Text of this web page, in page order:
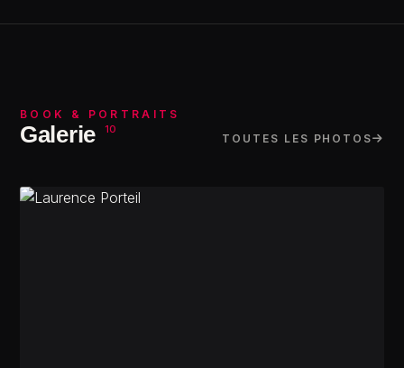
BOOK & PORTRAITS
Galerie 10
TOUTES LES PHOTOS